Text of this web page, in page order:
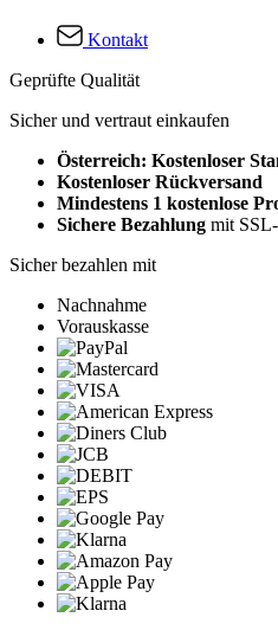
Kontakt
Geprüfte Qualität
Sicher und vertraut einkaufen
Österreich: Kostenloser
Kostenloser Rückversand
Mindestens 1 kostenlose
Sichere Bezahlung mit
Sicher bezahlen mit
Nachnahme
Vorauskasse